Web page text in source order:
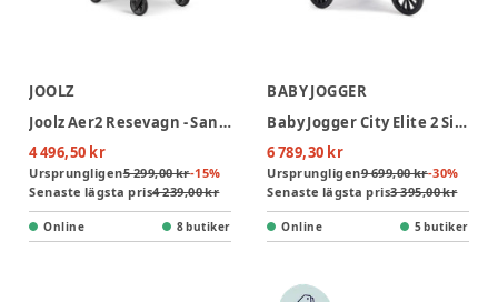
JOOLZ
Joolz Aer2 Resevagn - Sandy Taupe
4 496,50 kr
Ursprungligen5 299,00 kr-15%
Senaste lägsta pris4 239,00 kr
Online 8 butiker
BABY JOGGER
Baby Jogger City Elite 2 Sittvagn - Opulent Black
6 789,30 kr
Ursprungligen9 699,00 kr-30%
Senaste lägsta pris3 395,00 kr
Online 5 butiker